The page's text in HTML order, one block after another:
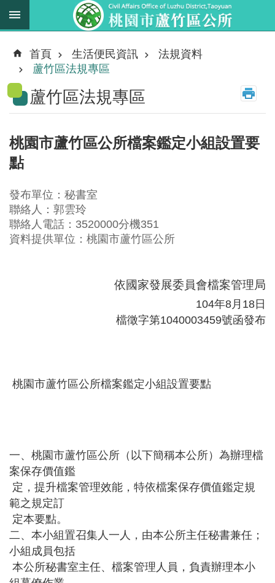
跳到主要內容區塊
新
消
息
業
職
掌
規
資
料
區
公
告
生
活
便
民
資
訊
首頁 生活便民資訊
法規資料
蘆竹區法規專區
蘆竹區法規專區
桃園市蘆竹區公所檔案鑑定小組設置要
點
發布單位：秘書室
聯絡人：郭雲玲
聯絡人電話：3520000分機351
資料提供單位：桃園市蘆竹區公所
依國家發展委員會檔案管理局
104年8月18日
檔徵字第1040003459號函發布
桃園市蘆竹區公所檔案鑑定小組設置要點
一、桃園市蘆竹區公所（以下簡稱本公所）為辦理檔
案保存價值鑑
定，提升檔案管理效能，特依檔案保存價值鑑定規
範之規定訂
定本要點。
二、本小組置召集人一人，由本公所主任秘書兼任；
小組成員包括
本公所秘書室主任、檔案管理人員，負責辦理本小